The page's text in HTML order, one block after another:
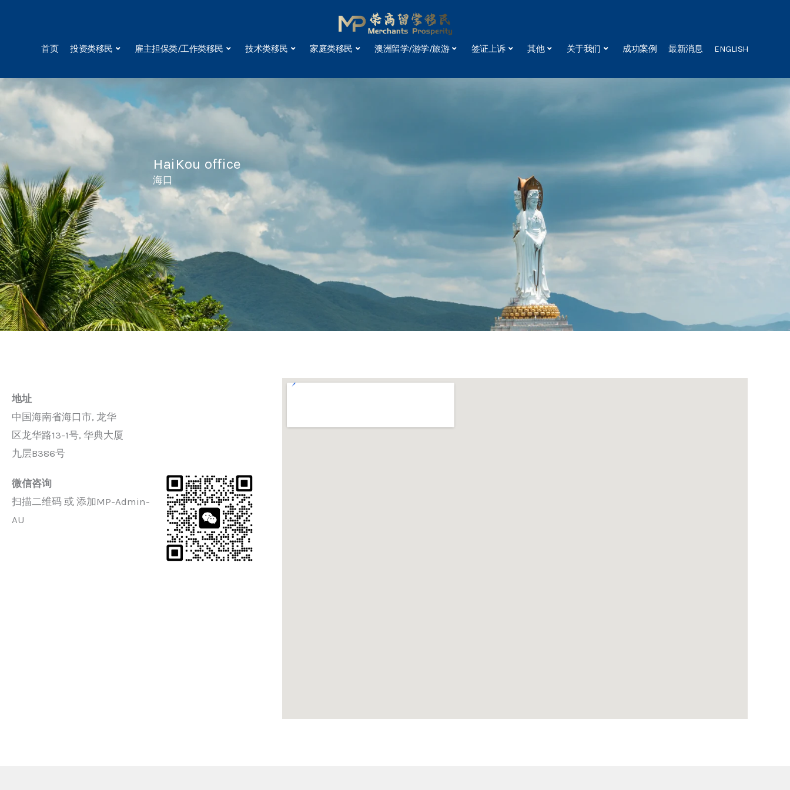
首页 投资类移民 雇主担保类/工作类移民 技术类移民 家庭类移民 澳洲留学/游学/旅游 签证上诉 其他 关于我们 成功案例 最新消息 ENGLISH
HaiKou office
海口
地址
中国海南省海口市, 龙华
区龙华路13-1号, 华典大厦
九层B386号
微信咨询
扫描二维码 或 添加MP-Admin-
AU